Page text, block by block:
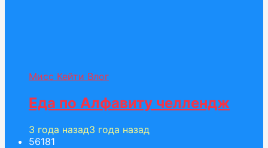
Мисс Кейти Влог
Еда по Алфавиту челлендж
3 года назад3 года назад
56181